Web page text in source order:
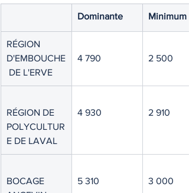
Dominante Minimum
RÉGION
D'EMBOUCHE
DE L'ERVE
4 790 2 500
RÉGION DE
POLYCULTUR
E DE LAVAL
4 930 2 910
BOCAGE
5 310 3 000